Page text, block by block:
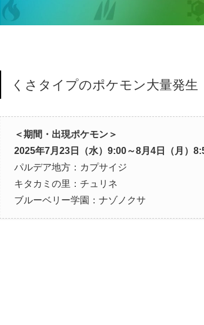
くさタイプのポケモン大量発生
＜期間・出現ポケモン＞
2025年7月23日（水）9:00～8月4日（月）
パルデア地方：カプサイジ
キタカミの里：チュリネ
ブルーベリー学園：ナゾノクサ